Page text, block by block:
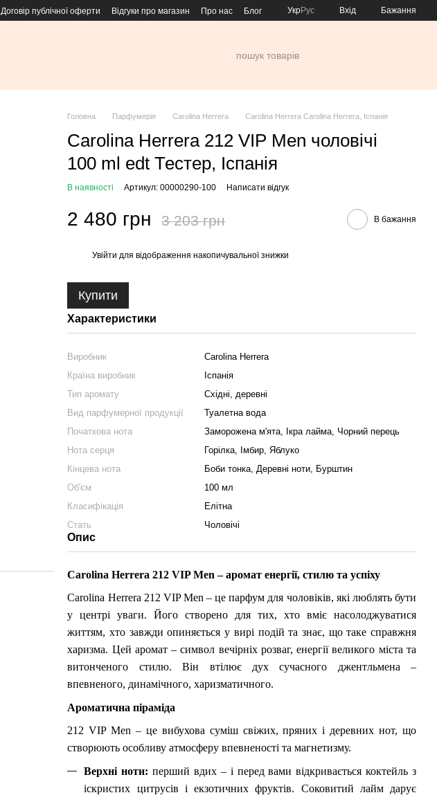
Договір публічної оферти Відгуки про магазин Про нас Блог УкрРус Вхід Бажання
Головна Парфумерія Carolina Herrera Carolina Herrera Carolina Herrera, Іспанія
Carolina Herrera 212 VIP Men чоловічі
100 ml edt Тестер, Іспанія
В наявності Артикул: 00000290-100 Написати відгук
2 480 грн 3 203 грн В бажання
Увійти для відображення накопичувальної знижки
Купити
Характеристики
Виробник
Carolina Herrera
Країна виробник
Іспанія
Тип аромату
Східні, деревні
Вид парфумерної продукції
Туалетна вода
Початкова нота
Заморожена м'ята, Ікра лайма, Чорний перець
Нота серця
Горілка, Імбир, Яблуко
Кінцева нота
Боби тонка, Деревні ноти, Бурштин
Об'єм
100 мл
Класифікація
Елітна
Стать
Чоловічі
Опис
Carolina Herrera 212 VIP Men – аромат енергії, стилю та успіху
Carolina Herrera 212 VIP Men – це парфум для чоловіків, які люблять бути
у центрі уваги. Його створено для тих, хто вміє насолоджуватися
життям, хто завжди опиняється у вирі подій та знає, що таке справжня
харизма. Цей аромат – символ вечірніх розваг, енергії великого міста та
витонченого стилю. Він втілює дух сучасного джентльмена –
впевненого, динамічного, харизматичного.
Ароматична піраміда
212 VIP Men – це вибухова суміш свіжих, пряних і деревних нот, що
створюють особливу атмосферу впевненості та магнетизму.
Верхні ноти: перший вдих – і перед вами відкривається коктейль з
іскристих цитрусів і екзотичних фруктів. Соковитий лайм дарує